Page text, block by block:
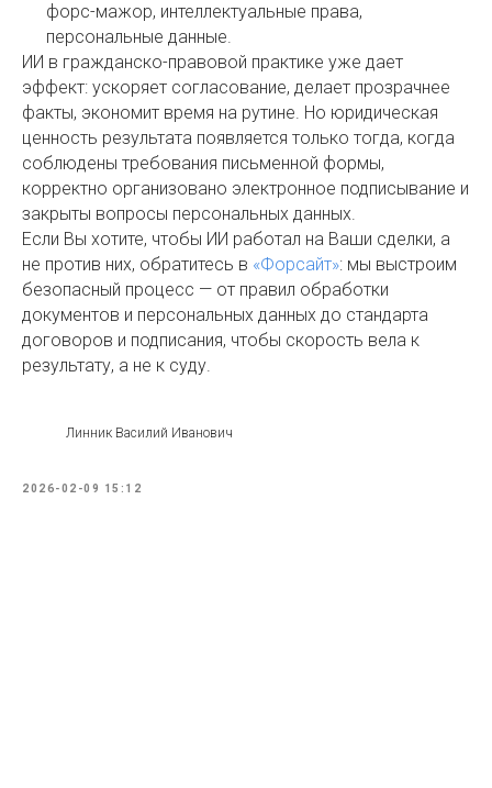
форс-мажор, интеллектуальные права,
персональные данные.
ИИ в гражданско-правовой практике уже дает
эффект: ускоряет согласование, делает прозрачнее
факты, экономит время на рутине. Но юридическая
ценность результата появляется только тогда, когда
соблюдены требования письменной формы,
корректно организовано электронное подписывание и
закрыты вопросы персональных данных.
Если Вы хотите, чтобы ИИ работал на Ваши сделки, а
не против них, обратитесь в «Форсайт»: мы выстроим
безопасный процесс — от правил обработки
документов и персональных данных до стандарта
договоров и подписания, чтобы скорость вела к
результату, а не к суду.
Линник Василий Иванович
2026-02-09 15:12